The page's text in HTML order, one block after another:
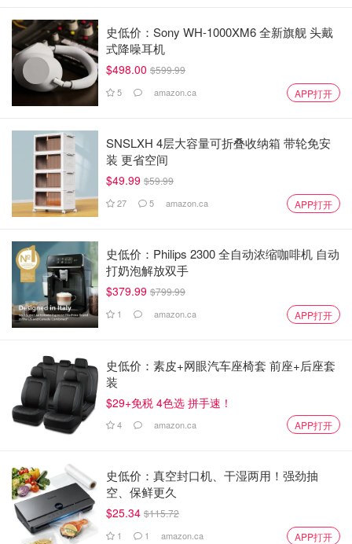
史低价：Sony WH-1000XM6 全新旗舰 头戴
式降噪耳机
$498.00 $599.99
5 amazon.ca APP打开
SNSLXH 4层大容量可折叠收纳箱 带轮免安
装 更省空间
$49.99 $59.99
27 5 amazon.ca APP打开
史低价：Philips 2300 全自动浓缩咖啡机 自动
打奶泡解放双手
$379.99 $799.99
1 amazon.ca APP打开
史低价：素皮+网眼汽车座椅套 前座+后座套
装
$29+免税 4色选 拼手速！
4 amazon.ca APP打开
史低价：真空封口机、干湿两用！强劲抽
空、保鲜更久
$25.34 $115.72
1 1 amazon.ca APP打开